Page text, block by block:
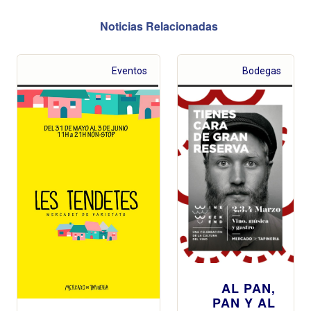
Noticias Relacionadas
Eventos Bodegas
AL PAN,
PAN Y AL